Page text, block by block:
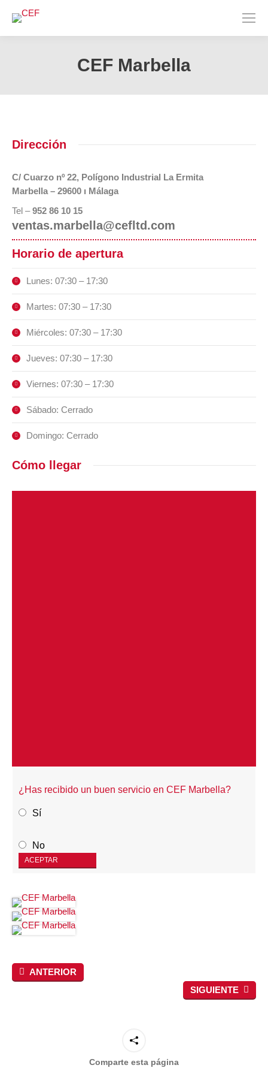
CEF Marbella
Estás aquí:
Dirección
C/ Cuarzo nº 22, Polígono Industrial La Ermita
Marbella – 29600 ı Málaga
Tel –952 86 10 15
ventas.marbella@cefltd.com
Horario de apertura
Lunes: 07:30 – 17:30
Martes: 07:30 – 17:30
Miércoles: 07:30 – 17:30
Jueves: 07:30 – 17:30
Viernes: 07:30 – 17:30
Sábado: Cerrado
Domingo: Cerrado
Cómo llegar
¿Has recibido un buen servicio en CEF Marbella?
Sí
No
ACEPTAR
ANTERIOR
SIGUIENTE
Comparte esta página